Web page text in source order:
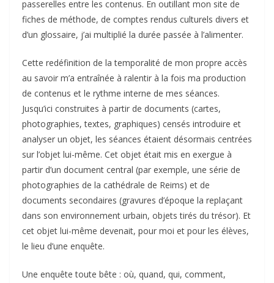
passerelles entre les contenus. En outillant mon site de
fiches de méthode, de comptes rendus culturels divers et
d’un glossaire, j’ai multiplié la durée passée à l’alimenter.
Cette redéfinition de la temporalité de mon propre accès
au savoir m’a entraînée à ralentir à la fois ma production
de contenus et le rythme interne de mes séances.
Jusqu’ici construites à partir de documents (cartes,
photographies, textes, graphiques) censés introduire et
analyser un objet, les séances étaient désormais centrées
sur l’objet lui-même. Cet objet était mis en exergue à
partir d’un document central (par exemple, une série de
photographies de la cathédrale de Reims) et de
documents secondaires (gravures d’époque la replaçant
dans son environnement urbain, objets tirés du trésor). Et
cet objet lui-même devenait, pour moi et pour les élèves,
le lieu d’une enquête.
Une enquête toute bête : où, quand, qui, comment,